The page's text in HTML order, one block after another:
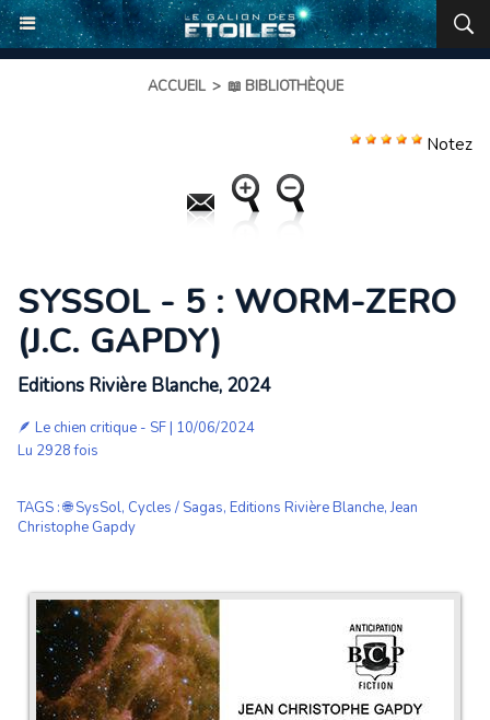
ACCUEIL > 📖 BIBLIOTHÈQUE
Notez
SYSSOL - 5 : WORM-ZERO
(J.C. GAPDY)
Editions Rivière Blanche, 2024
🪶 Le chien critique - SF| 10/06/2024
Lu 2928 fois
TAGS :🌐 SysSol, Cycles / Sagas, Editions Rivière Blanche,Jean
Christophe Gapdy